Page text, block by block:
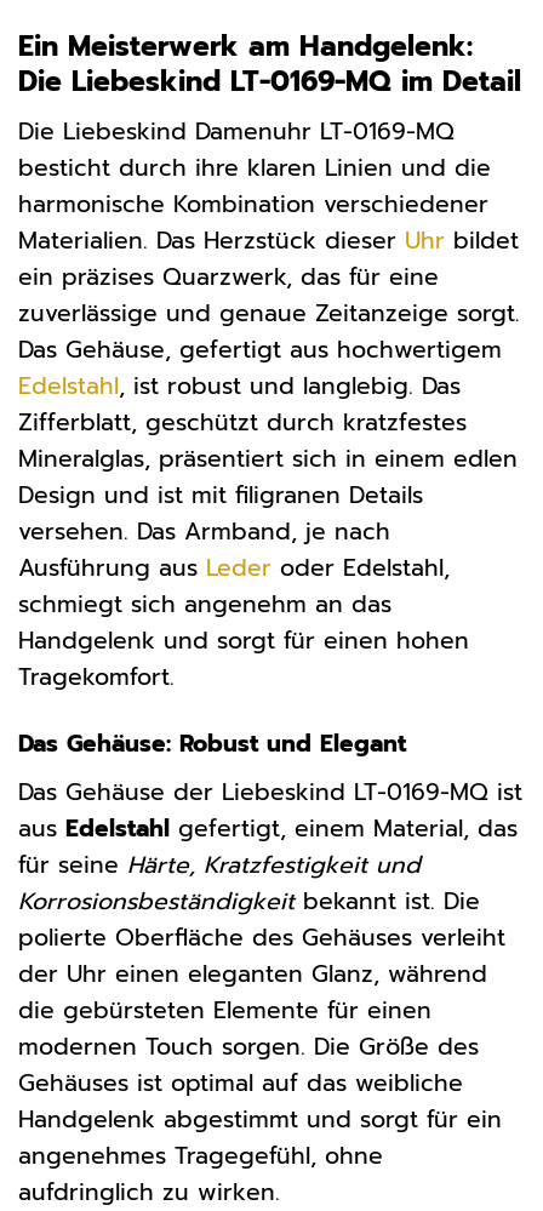
Ein Meisterwerk am Handgelenk:
Die Liebeskind LT-0169-MQ im Detail
Die Liebeskind Damenuhr LT-0169-MQ
besticht durch ihre klaren Linien und die
harmonische Kombination verschiedener
Materialien. Das Herzstück dieser Uhr bildet
ein präzises Quarzwerk, das für eine
zuverlässige und genaue Zeitanzeige sorgt.
Das Gehäuse, gefertigt aus hochwertigem
Edelstahl, ist robust und langlebig. Das
Zifferblatt, geschützt durch kratzfestes
Mineralglas, präsentiert sich in einem edlen
Design und ist mit filigranen Details
versehen. Das Armband, je nach
Ausführung aus Leder oder Edelstahl,
schmiegt sich angenehm an das
Handgelenk und sorgt für einen hohen
Tragekomfort.
Das Gehäuse: Robust und Elegant
Das Gehäuse der Liebeskind LT-0169-MQ ist
aus Edelstahl gefertigt, einem Material, das
für seine Härte, Kratzfestigkeit und
Korrosionsbeständigkeitbekannt ist. Die
polierte Oberfläche des Gehäuses verleiht
der Uhr einen eleganten Glanz, während
die gebürsteten Elemente für einen
modernen Touch sorgen. Die Größe des
Gehäuses ist optimal auf das weibliche
Handgelenk abgestimmt und sorgt für ein
angenehmes Tragegefühl, ohne
aufdringlich zu wirken.